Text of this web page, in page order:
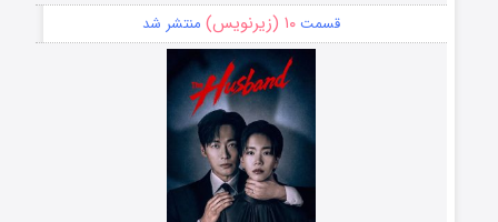
قسمت۱۰ (زیرنویس) منتشر شد